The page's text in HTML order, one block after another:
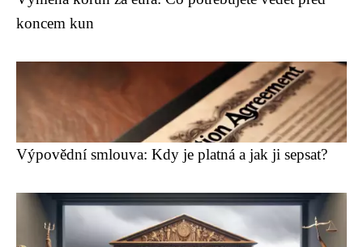
koncem kun
Výpovědní smlouva: Kdy je platná a jak ji sepsat?